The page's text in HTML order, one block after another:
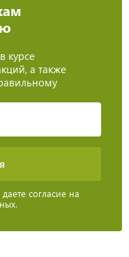
курсе
а также
согласие на